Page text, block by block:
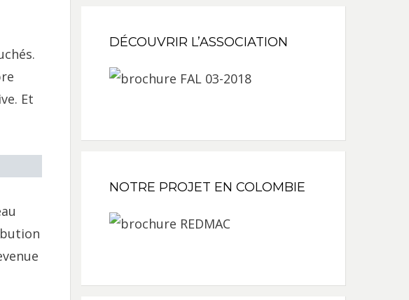
Et
DÉCOUVRIR L’ASSOCIATION
NOTRE PROJET EN COLOMBIE